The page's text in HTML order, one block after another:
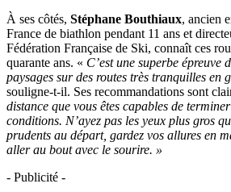
À ses côtés, Stéphane Bouthiaux, ancien
France de biathlon pendant 11 ans et
Fédération Française de Ski, connaît ces
quarante ans. « C’est une superbe épreuve
paysages sur des routes très tranquilles en
souligne-t-il. Ses recommandations sont
distance que vous êtes capables de
conditions. N’ayez pas les yeux plus gros
prudents au départ, gardez vos allures en
aller au bout avec le sourire. »
- Publicité -